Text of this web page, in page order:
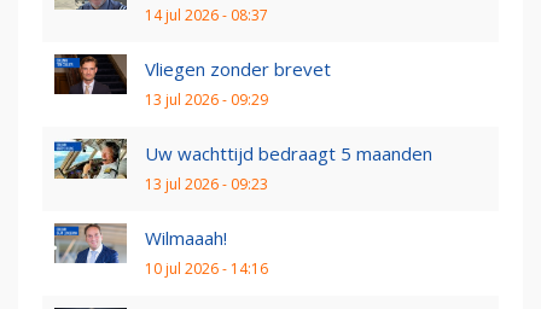
14 jul 2026 - 08:37
Vliegen zonder brevet
13 jul 2026 - 09:29
Uw wachttijd bedraagt 5 maanden
13 jul 2026 - 09:23
Wilmaaah!
10 jul 2026 - 14:16